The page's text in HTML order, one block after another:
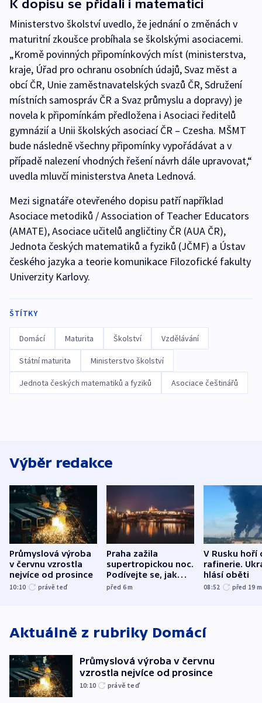
K dopisu se přidali i matematici
Ministerstvo školství uvedlo, že jednání o změnách v
maturitní zkoušce probíhala se školskými asociacemi.
„Kromě povinných připomínkových míst (ministerstva,
kraje, Úřad pro ochranu osobních údajů, Svaz měst a
obcí ČR, Unie zaměstnavatelských svazů ČR, Sdružení
místních samospráv ČR a Svaz průmyslu a dopravy) je
novela k připomínkám předložena i Asociaci ředitelů
gymnázií a Unii školských asociací ČR – Czesha. MŠMT
bude následně všechny připomínky vypořádávat a v
případě nalezení vhodných řešení návrh dále upravovat,“
uvedla mluvčí ministerstva Aneta Lednová.
Mezi signatáře otevřeného dopisu patří například
Asociace metodiků / Association of Teacher Educators
(AMATE), Asociace učitelů angličtiny ČR (AUA ČR),
Jednota českých matematiků a fyziků (JČMF) a Ústav
českého jazyka a teorie komunikace Filozofické fakulty
Univerzity Karlovy.
ŠTÍTKY
Domácí Maturita Školství Vzdělávání
Státní maturita Ministerstvo školství
Jednota českých matematiků a fyziků Asociace češtinářů
Výběr redakce
Průmyslová výroba
v červnu vzrostla
nejvíce od prosince
10:10 právě teď
Praha zažila
supertropickou noc.
Podívejte se, jak
bylo u vás
před 6m
V Rusku hoří
rafinerie.
hlásí oběti
08:52 před 19 m
Aktuálně z rubriky Domácí
Průmyslová výroba v červnu
vzrostla nejvíce od prosince
10:10 právě teď